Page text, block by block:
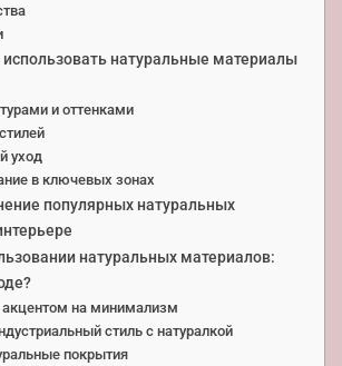
натуральные материалы
и оттенками
уход
в ключевых зонах
популярных натуральных
натуральных материалов:
акцентом на минимализм
стиль с натуралкой
покрытия